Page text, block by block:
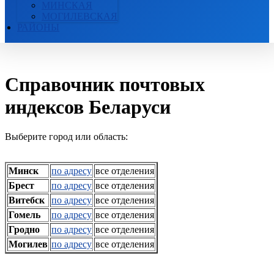
МОГИЛЕВСКАЯ
Справочник почтовых
индексов Беларуси
Выберите город или область:
Минск по адресу все отделения
Брест
по адресу все отделения
Витебск
по адресу все отделения
Гомель
по адресу все отделения
Гродно
по адресу все отделения
Могилев по адресу все отделения